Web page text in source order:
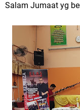
Salam Jumaat yg